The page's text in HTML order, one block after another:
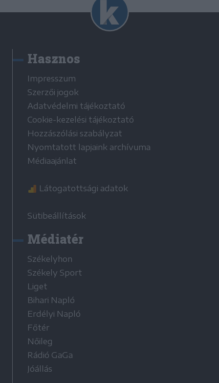
Hasznos
Impresszum
Szerzői jogok
Adatvédelmi tájékoztató
Cookie-kezelési tájékoztató
Hozzászólási szabályzat
Nyomtatott lapjaink archívuma
Médiaajánlat
Látogatottsági adatok
Sütibeállítások
Médiatér
Székelyhon
Székely Sport
Liget
Bihari Napló
Erdélyi Napló
Főtér
Nőileg
Rádió GaGa
Jóállás